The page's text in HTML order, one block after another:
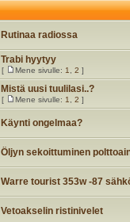
Rutinaa radiossa
Trabi hyytyy
[ Mene sivulle: 1 ,2 ]
Mistä uusi tuulilasi..?
[ Mene sivulle: 1 ,2 ]
Käynti ongelmaa?
Öljyn sekoittuminen
Warre tourist 353w -87
Vetoakselin ristinivelet